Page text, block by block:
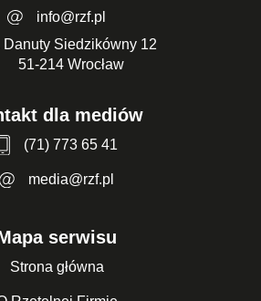
info@rzf.pl
Danuty Siedzikówny 12
51-214 Wrocław
dla mediów
(71) 773 65 41
media@rzf.pl
serwisu
Strona główna